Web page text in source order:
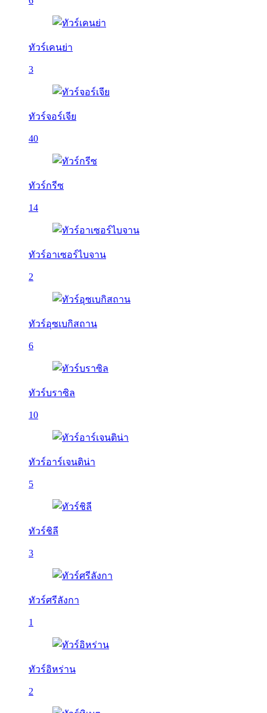
ทัวร์เคนย่า
3
ทัวร์จอร์เจีย
40
ทัวร์กรีซ
14
ทัวร์อาเซอร์ไบจาน
2
ทัวร์อุซเบกิสถาน
6
ทัวร์บราซิล
10
ทัวร์อาร์เจนติน่า
5
ทัวร์ชิลี
3
ทัวร์ศรีลังกา
1
ทัวร์อิหร่าน
2